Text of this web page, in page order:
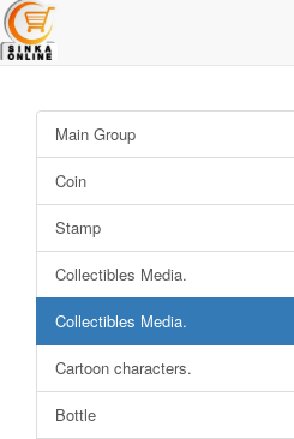
Main Group
Coin
Stamp
Collectibles Media.
Collectibles Media.
Cartoon characters.
Bottle